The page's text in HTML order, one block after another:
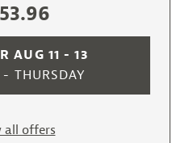
AUG 11 - 13
- THURSDAY
all offers